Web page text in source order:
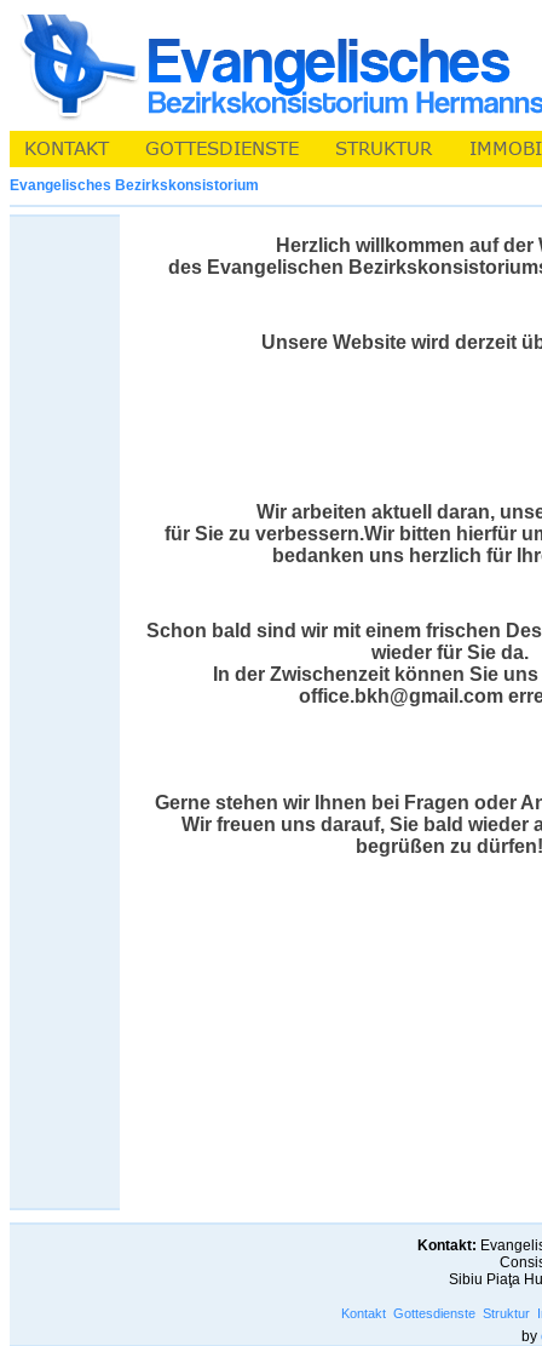
Evangelisches Bezirkskonsistorium
Herzlich willkommen auf der
des Evangelischen
Unsere Website wird derzeit
Wir arbeiten aktuell daran,
für Sie zu verbessern.Wir bitten hierfür
bedanken uns herzlich für
Schon bald sind wir mit einem frischen
wieder für Sie da.
In der Zwischenzeit können Sie
office.bkh@gmail.com
Gerne stehen wir Ihnen bei Fragen oder
Wir freuen uns darauf, Sie bald wieder
begrüßen zu dürfen!
Kontakt:
Sibiu Piaţa
Kontakt Gottesdienste Struktur
by